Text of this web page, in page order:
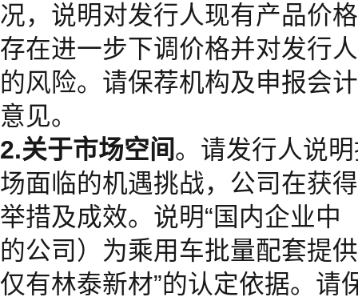
况，说明对发行人现有产品价
存在进一步下调价格并对发行
的风险。请保荐机构及申报会
意见。
2.关于市场空间。请发行人说
场面临的机遇挑战，公司在获
举措及成效。说明“国内企业中
的公司）为乘用车批量配套提
仅有林泰新材”的认定依据。请